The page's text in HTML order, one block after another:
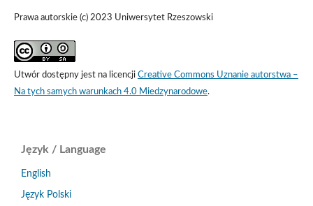
Prawa autorskie (c) 2023 Uniwersytet Rzeszowski
Utwór dostępny jest na licencji Creative Commons Uznanie autorstwa –
Na tych samych warunkach 4.0 Miedzynarodowe.
Język / Language
English
Język Polski